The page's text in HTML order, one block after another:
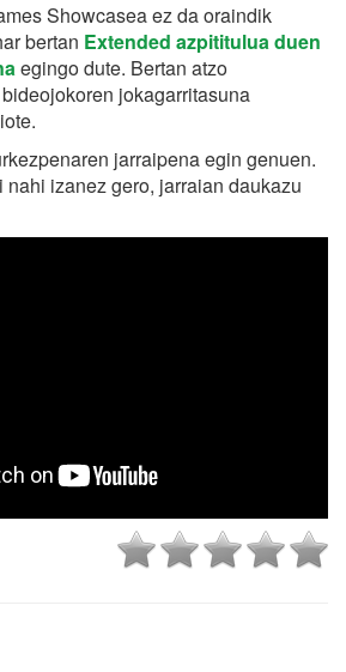
Showcasea ez da oraindik
bertan Extended azpititulua duen
egingo dute. Bertan atzo
jokagarritasuna
jarraipena egin genuen.
izanez gero, jarraian daukazu